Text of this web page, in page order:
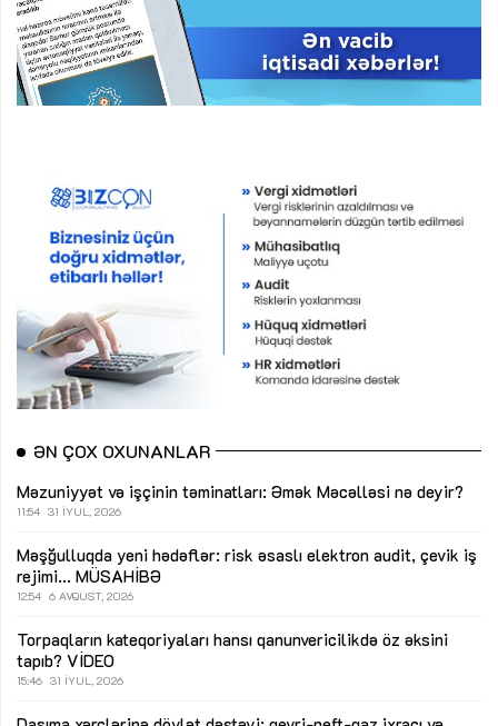
ƏN ÇOX OXUNANLAR
Məzuniyyət və işçinin təminatları: Əmək Məcəlləsi nə deyir?
11:54 31 İYUL, 2026
Məşğulluqda yeni hədəflər: risk əsaslı elektron audit, çevik iş
rejimi... MÜSAHİBƏ
12:54 6 AVQUST, 2026
Torpaqların kateqoriyaları hansı qanunvericilikdə öz əksini
tapıb? VİDEO
15:46 31 İYUL, 2026